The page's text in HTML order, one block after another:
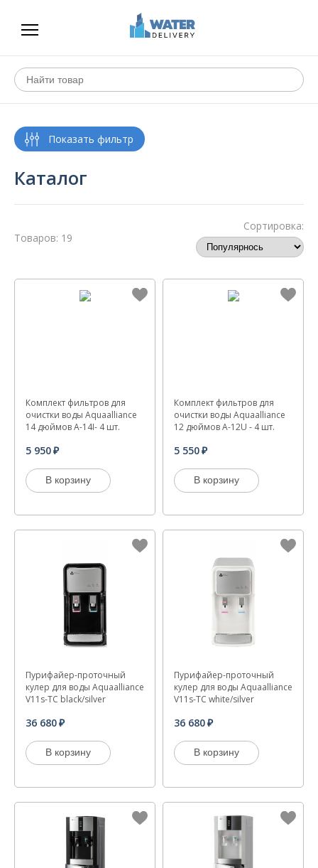
Каталог
Товаров: 19
Сортировка:
Комплект фильтров для
очистки воды Aquaalliance
14 дюймов A-14I- 4 шт.
5 950
В корзину
Комплект фильтров для
очистки воды Aquaalliance
12 дюймов A-12U - 4 шт.
5 550
В корзину
Пурифайер-проточный
кулер для воды Aquaalliance
V11s-TC black/silver
36 680
В корзину
Пурифайер-проточный
кулер для воды Aquaalliance
V11s-TC white/silver
36 680
В корзину